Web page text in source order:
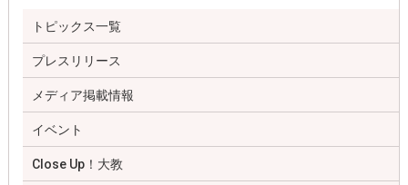
トピックス一覧
プレスリリース
メディア掲載情報
イベント
Close Up！大教